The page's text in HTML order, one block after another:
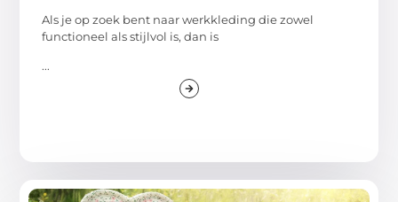
Als je op zoek bent naar werkkleding die zowel
functioneel als stijlvol is, dan is
...